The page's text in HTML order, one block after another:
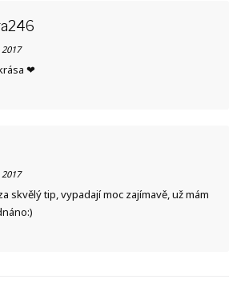
❤
skvělý tip, vypadají moc zajímavě, už mám